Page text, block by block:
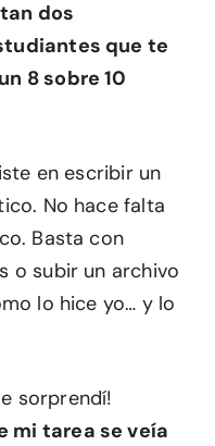
dos
que te
8 sobre 10
en escribir un
No hace falta
Basta con
o subir un archivo
lo hice yo… y lo
sorprendí!
mi tarea se veía